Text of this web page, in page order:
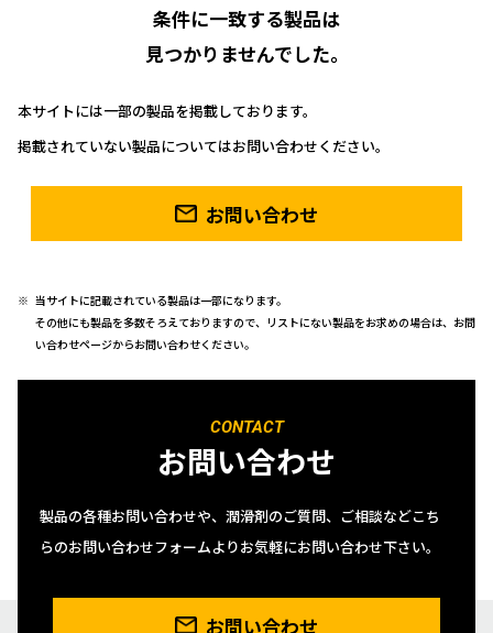
条件に一致する製品は
見つかりませんでした。
本サイトには一部の製品を掲載しております。
掲載されていない製品についてはお問い合わせください。
お問い合わせ
当サイトに記載されている製品は一部になります。
その他にも製品を多数そろえておりますので、リストにない製品をお求めの場合は、お問
い合わせページからお問い合わせください。
CONTACT
お問い合わせ
製品の各種お問い合わせや、潤滑剤のご質問、ご相談などこち
らのお問い合わせフォームよりお気軽にお問い合わせ下さい。
お問い合わせ